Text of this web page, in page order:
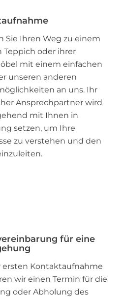
Sie Ihren Weg zu einem
Teppich oder ihrer
mit einem einfachen
unseren anderen
an uns. Ihr
Ansprechpartner wird
mit Ihnen in
setzen, um Ihre
zu verstehen und den
für eine
ersten Kontaktaufnahme
wir einen Termin für die
oder Abholung des